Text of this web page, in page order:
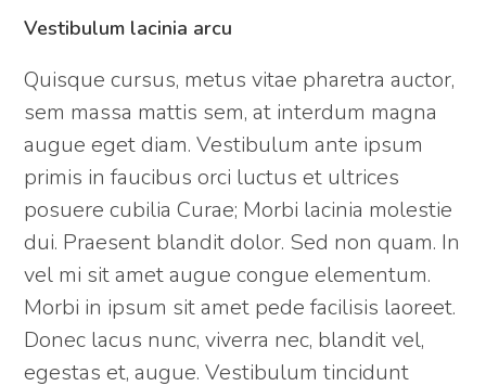
Vestibulum lacinia arcu
Quisque cursus, metus vitae pharetra auctor,
sem massa mattis sem, at interdum magna
augue eget diam. Vestibulum ante ipsum
primis in faucibus orci luctus et ultrices
posuere cubilia Curae; Morbi lacinia molestie
dui. Praesent blandit dolor. Sed non quam. In
vel mi sit amet augue congue elementum.
Morbi in ipsum sit amet pede facilisis laoreet.
Donec lacus nunc, viverra nec, blandit vel,
egestas et, augue. Vestibulum tincidunt